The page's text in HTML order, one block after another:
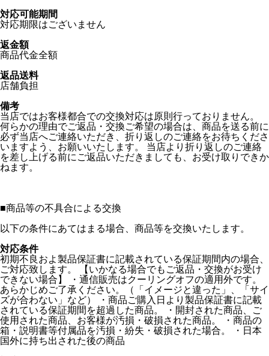
対応可能期間
対応期限はございません
返金額
商品代金全額
返品送料
店舗負担
備考
当店ではお客様都合での交換対応は原則行っておりません。
何らかの理由でご返品・交換ご希望の場合は、商品を送る前に
必ず当店へご連絡いただき、折り返しのご連絡をお待ちくださ
いますよう、お願いいたします。 当店より折り返しのご連絡
を差し上げる前にご返品いただきましても、お受け取りできか
ねます。
■商品等の不具合による交換
以下の条件にあてはまる場合、商品等を交換いたします。
対応条件
初期不良およ製品保証書に記載されている保証期間内の場合、
ご対応致します。 【いかなる場合でもご返品・交換がお受け
できない場合】 ・通信販売はクーリングオフの適用外です。
あらかじめご了承ください。（「イメージと違った」、「サイ
ズが合わない」など） ・商品ご購入日より製品保証書に記載
されている保証期間を超過した商品。 ・開封された商品、ご
使用された商品、お客様が汚損・破損された商品。 ・商品の
箱・説明書等付属品を汚損・紛失・破損された場合。 ・日本
国外に持ち出された後の商品